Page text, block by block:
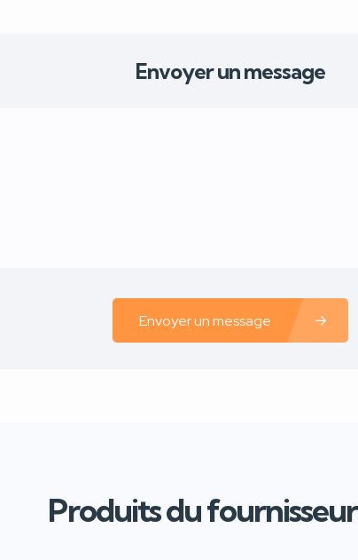
Envoyer un message
Envoyer un message
Produits du fournisseur